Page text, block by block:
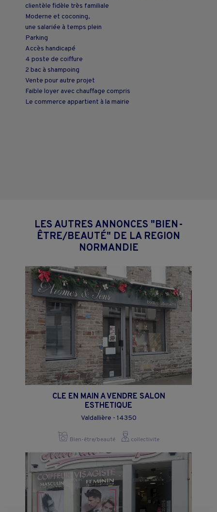
clientèle fidèle très familiale
Moderne et coconing,
une salariée à temps plein
Parking
Accès handicapé
4 poste de coiffure
2 bac à shampoing
Vente pour autre projet
Faible loyer avec chauffage compris
Le commerce appartient à la mairie
LES AUTRES ANNONCES "BIEN-
ÊTRE/BEAUTÉ" DE LA REGION
NORMANDIE
CLE EN MAIN A VENDRE SALON
ESTHETIQUE
Valdallière - 14350
Bien-être/beauté collectivite